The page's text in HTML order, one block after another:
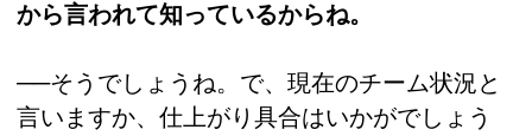
から言われて知っているからね。
──そうでしょうね。で、現在のチーム状況と
言いますか、仕上がり具合はいかがでしょう